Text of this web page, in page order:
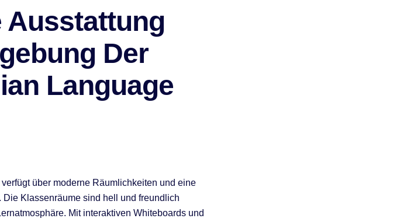
Ausstattung
Der
Language
über moderne Räumlichkeiten und eine
Klassenräume sind hell und freundlich
Mit interaktiven Whiteboards und